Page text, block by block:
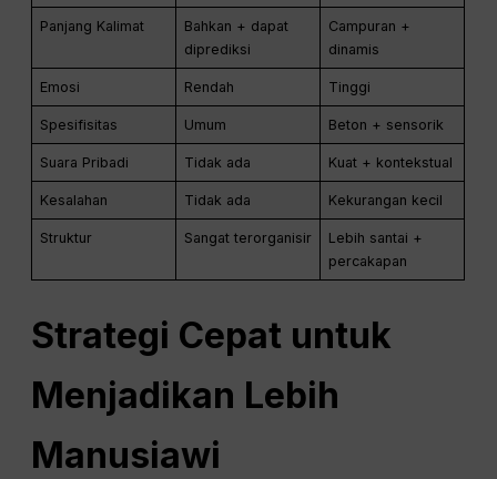
Panjang Kalimat
Bahkan + dapat
diprediksi
Campuran +
dinamis
Emosi Rendah Tinggi
Spesifisitas Umum Beton + sensorik
Suara Pribadi Tidak ada Kuat + kontekstual
Kesalahan Tidak ada Kekurangan kecil
Struktur Sangat terorganisir
Lebih santai +
percakapan
Strategi Cepat untuk
Menjadikan Lebih
Manusiawi